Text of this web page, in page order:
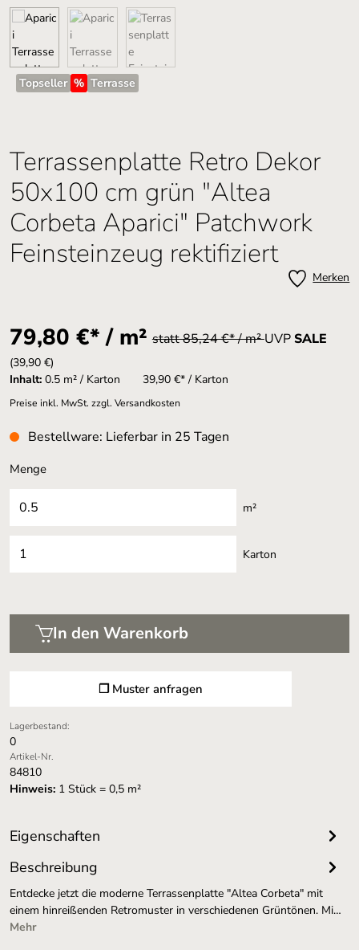
Topseller % Terrasse
Terrassenplatte Retro Dekor
50x100 cm grün "Altea
Corbeta Aparici" Patchwork
Feinsteinzeug rektifiziert
Merken
79,80 €* / m² statt 85,24 €* / m²UVPSALE
(39,90 €)
Inhalt: 0.5 m² / Karton 39,90 €* / Karton
Preise inkl. MwSt. zzgl. Versandkosten
Bestellware: Lieferbar in 25 Tagen
❐ Muster anfragen
Menge
m²
Karton
In den Warenkorb
Lagerbestand:
0
Artikel-Nr.
84810
Hinweis:1 Stück = 0,5 m²
Eigenschaften
Beschreibung
Entdecke jetzt die moderne Terrassenplatte "Altea Corbeta" mit
einem hinreißenden Retromuster in verschiedenen Grüntönen. Mi…
Mehr